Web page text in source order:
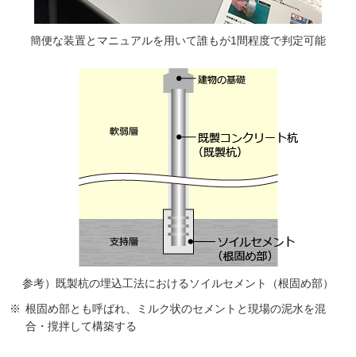
簡便な装置とマニュアルを用いて誰もが1間程度で判定可能
参考）既製杭の埋込工法におけるソイルセメント（根固め部）
根固め部とも呼ばれ、ミルク状のセメントと現場の泥水を混
合・撹拌して構築する